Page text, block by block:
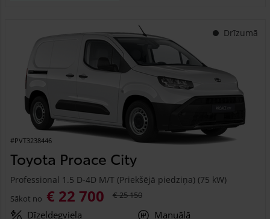
Drīzumā
#PVT3238446
Toyota Proace City
Professional 1.5 D-4D M/T (Priekšējā piedziņa) (75 kW)
Sākot no € 22 700 € 25 150
Dīzeļdegviela
Manuālā